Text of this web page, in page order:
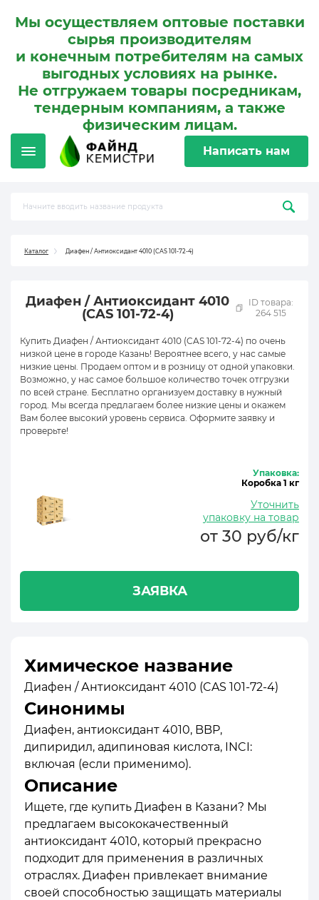
Мы осуществляем оптовые поставки
сырья производителям
и конечным потребителям на самых
выгодных условиях на рынке.
Не отгружаем товары посредникам,
тендерным компаниям, а также
физическим лицам.
Написать нам
Каталог Диафен / Антиоксидант 4010 (CAS 101-72-4)
Диафен / Антиоксидант 4010
(CAS 101-72-4)
ID товара:
264 515
Купить Диафен / Антиоксидант 4010 (CAS 101-72-4) по очень
низкой цене в городе Казань! Вероятнее всего, у нас самые
низкие цены. Продаем оптом и в розницу от одной упаковки.
Возможно, у нас самое большое количество точек отгрузки
по всей стране. Бесплатно организуем доставку в нужный
город. Мы всегда предлагаем более низкие цены и окажем
Вам более высокий уровень сервиса. Оформите заявку и
проверьте!
Упаковка:
Коробка 1 кг
Уточнить
упаковку на товар
от 30 руб/кг
ЗАЯВКА
Химическое название
Диафен / Антиоксидант 4010 (CAS 101-72-4)
Синонимы
Диафен, антиоксидант 4010, BBP,
дипиридил, адипиновая кислота, INCI:
включая (если применимо).
Описание
Ищете, где купить Диафен в Казани? Мы
предлагаем высококачественный
антиоксидант 4010, который прекрасно
подходит для применения в различных
отраслях. Диафен привлекает внимание
своей способностью защищать материалы